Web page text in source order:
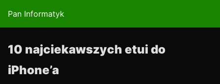
Pan Informatyk
10 najciekawszych etui do
iPhone’a